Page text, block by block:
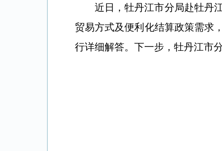
近日，牡丹江市分局赴牡丹
贸易方式及便利化结算政策需求
行详细解答。下一步，牡丹江市